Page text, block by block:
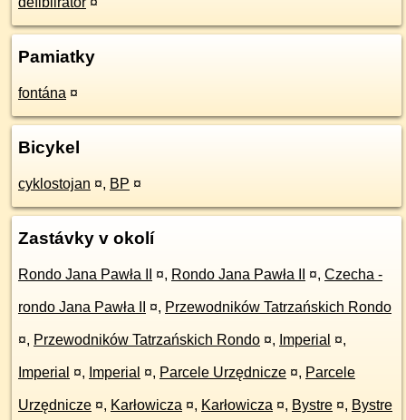
Pamiatky
fontána ¤
Bicykel
cyklostojan ¤, BP ¤
Zastávky v okolí
Rondo Jana Pawła II ¤, Rondo Jana Pawła II ¤, Czecha -
rondo Jana Pawła II ¤, Przewodników Tatrzańskich Rondo
¤, Przewodników Tatrzańskich Rondo ¤, Imperial ¤,
Imperial ¤, Imperial ¤, Parcele Urzędnicze ¤, Parcele
Urzędnicze ¤, Karłowicza ¤, Karłowicza ¤, Bystre ¤, Bystre